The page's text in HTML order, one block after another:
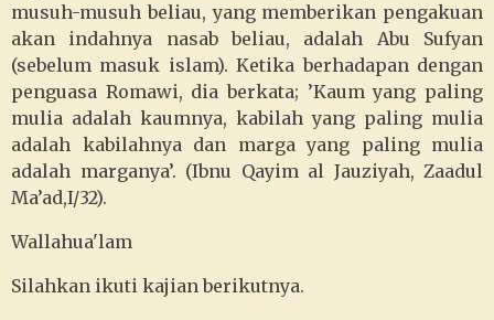
musuh-musuh beliau, yang memberikan pengakuan
akan indahnya nasab beliau, adalah Abu Sufyan
(sebelum masuk islam). Ketika berhadapan dengan
penguasa Romawi, dia berkata; ’Kaum yang paling
mulia adalah kaumnya, kabilah yang paling mulia
adalah kabilahnya dan marga yang paling mulia
adalah marganya’. (Ibnu Qayim al Jauziyah, Zaadul
Ma’ad,I/32).
Wallahua'lam
Silahkan ikuti kajian berikutnya.